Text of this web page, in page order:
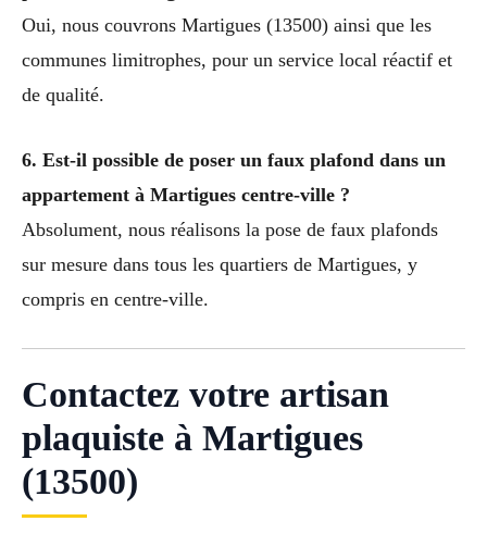
Oui, nous couvrons Martigues (13500) ainsi que les
communes limitrophes, pour un service local réactif et
de qualité.
6. Est-il possible de poser un faux plafond dans un
appartement à Martigues centre-ville ?
Absolument, nous réalisons la pose de faux plafonds
sur mesure dans tous les quartiers de Martigues, y
compris en centre-ville.
Contactez votre artisan
plaquiste à Martigues
(13500)